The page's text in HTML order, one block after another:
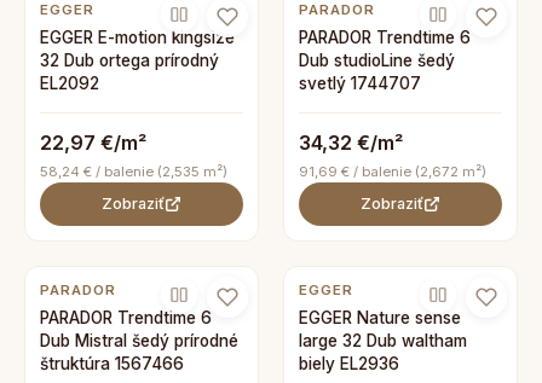
EGGER
EGGER E-motion kingsize
32 Dub ortega prírodný
EL2092
22,97 €/m²
58,24 € / balenie (2,535 m²)
Zobraziť
PARADOR
PARADOR Trendtime 6
Dub studioLine šedý
svetlý 1744707
34,32 €/m²
91,69 € / balenie (2,672 m²)
Zobraziť
PARADOR
PARADOR Trendtime 6
Dub Mistral šedý prírodné
štruktúra 1567466
EGGER
EGGER Nature sense
large 32 Dub waltham
biely EL2936